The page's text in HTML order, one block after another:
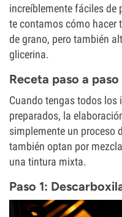
increíblemente fáciles de
te contamos cómo hacer
de grano, pero también
glicerina.
Receta paso a paso
Cuando tengas todos los
preparados, la
simplemente un proceso
también optan por
una tintura mixta.
Paso 1: